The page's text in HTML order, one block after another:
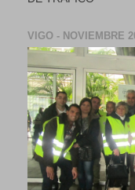
VIGO - NOVIEMBRE